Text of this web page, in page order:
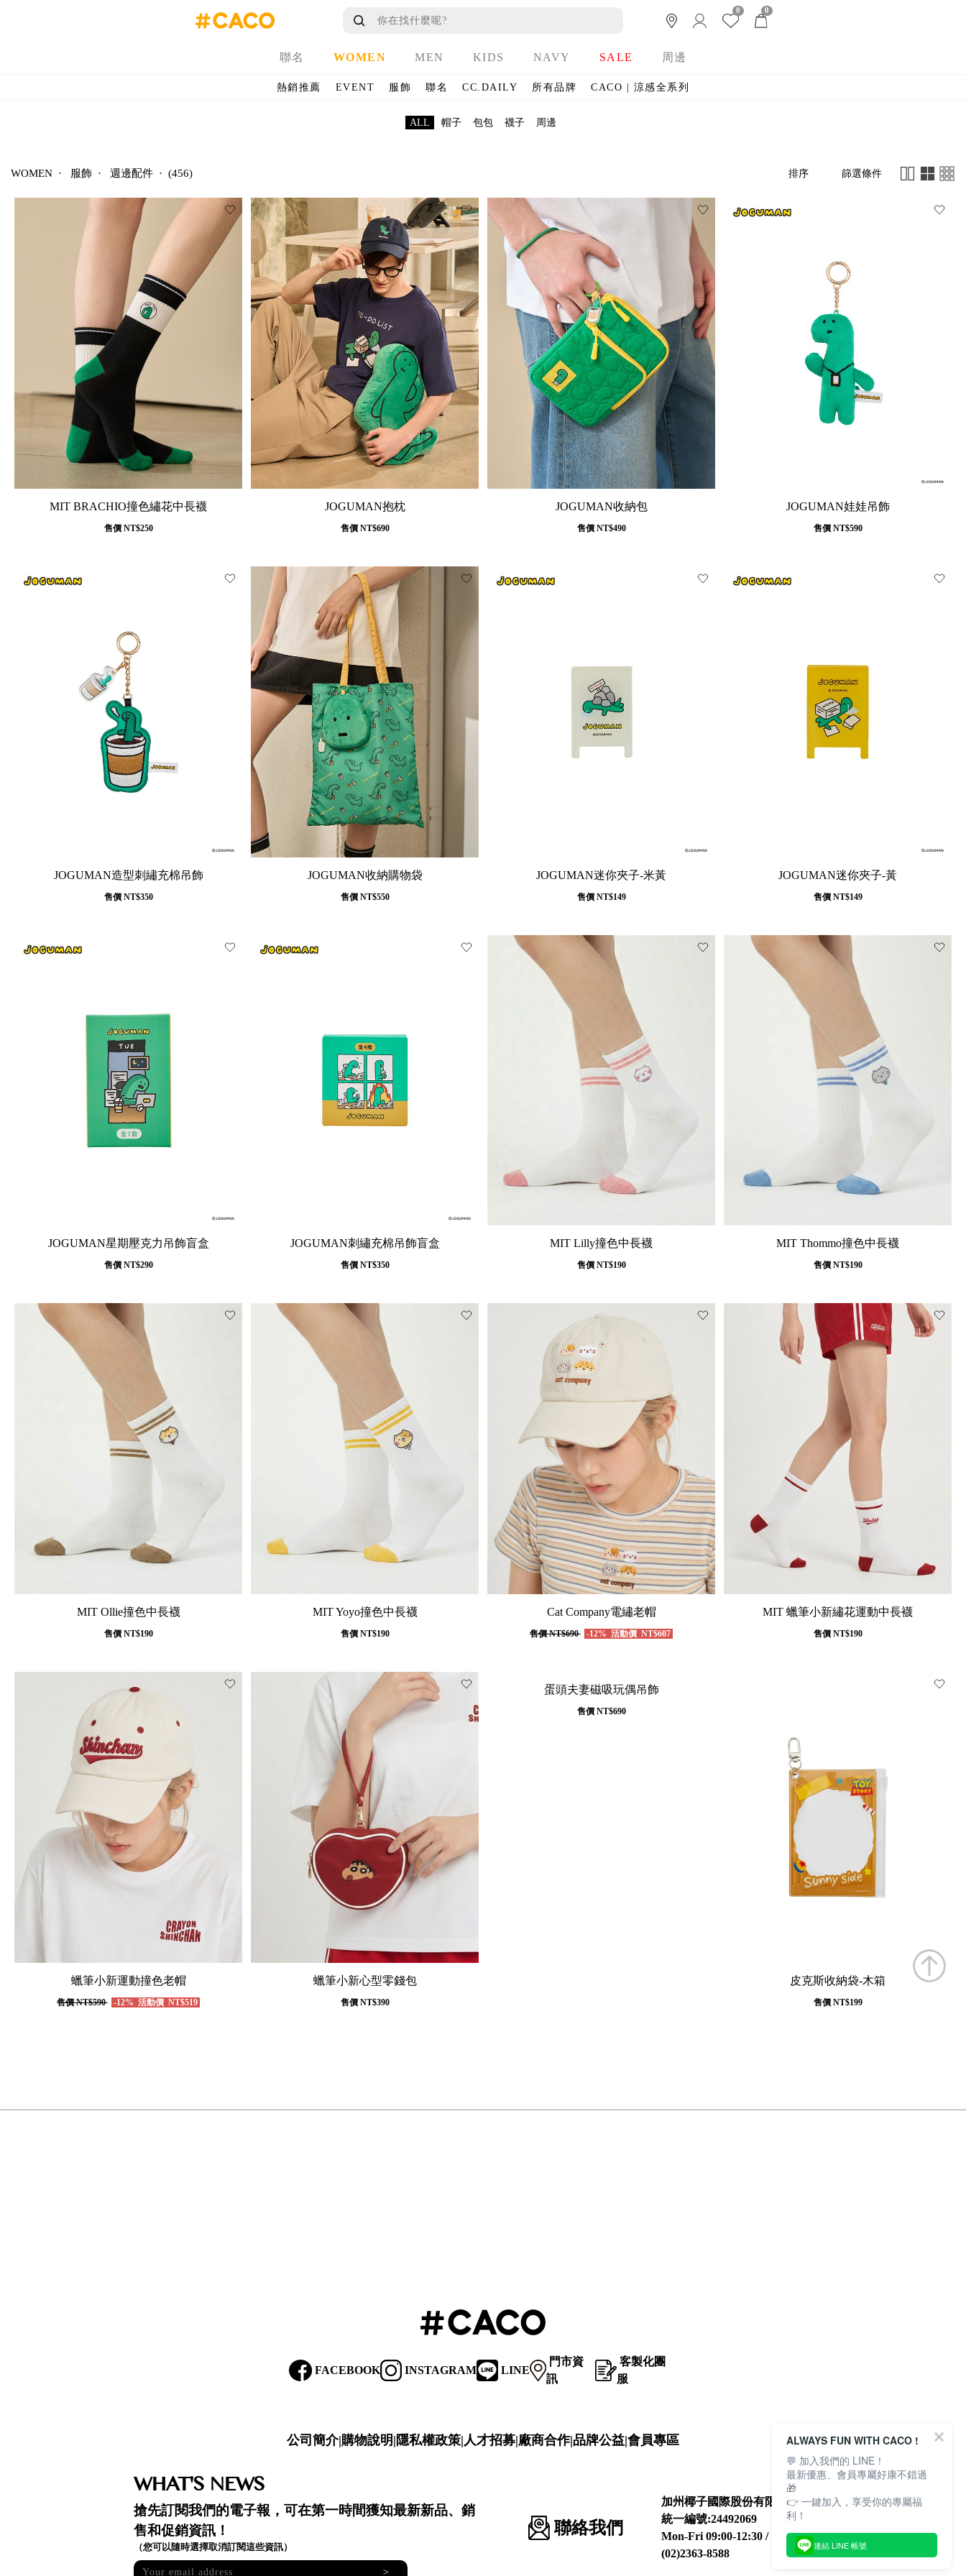
0 0
聯名 WOMEN MEN KIDS NAVY SALE 周邊
熱銷推薦 EVENT 服飾 聯名 CC.DAILY 所有品牌 CACO | 涼感全系列
ALL 帽子 包包 襪子 周邊
WOMEN · 服飾 · 週邊配件 · (456) 排序 篩選條件
MIT BRACHIO撞色繡花中長襪
售價NT$250
JOGUMAN抱枕
售價NT$690
JOGUMAN收納包
售價NT$490
JOGUMAN娃娃吊飾
售價NT$590
JOGUMAN造型刺繡充棉吊飾
售價NT$350
JOGUMAN收納購物袋
售價NT$550
JOGUMAN迷你夾子-米黃
售價NT$149
JOGUMAN迷你夾子-黃
售價NT$149
JOGUMAN星期壓克力吊飾盲盒
售價NT$290
JOGUMAN刺繡充棉吊飾盲盒
售價NT$350
MIT Lilly撞色中長襪
售價NT$190
MIT Thommo撞色中長襪
售價NT$190
MIT Ollie撞色中長襪
售價NT$190
MIT Yoyo撞色中長襪
售價NT$190
Cat Company電繡老帽
售價NT$690 -12% 活動價 NT$607
MIT 蠟筆小新繡花運動中長襪
售價NT$190
蠟筆小新運動撞色老帽
售價NT$590 -12% 活動價 NT$519
蠟筆小新心型零錢包
售價NT$390
蛋頭夫妻磁吸玩偶吊飾
售價NT$690
皮克斯收納袋-木箱
售價NT$199
FACEBOOK INSTAGRAM LINE
門市資
訊
客製化團
服
公司簡介|購物說明 |隱私權政策|人才招募|廠商合作|品牌公益|會員專區
WHAT'S NEWS
搶先訂閱我們的電子報，可在第一時間獲知最新新品、銷
售和促銷資訊！
（您可以隨時選擇取消訂閱這些資訊）
>
聯絡我們
加州椰子國際股份有限公司
統一編號:24492069
Mon-Fri 09:00-12:30 / 13:30-18:00
(02)2363-8588
ALWAYS FUN WITH CACO !
💬 加入我們的 LINE！
最新優惠、會員專屬好康不錯過
🎁
👉 一鍵加入，享受你的專屬福
利！
連結 LINE 帳號